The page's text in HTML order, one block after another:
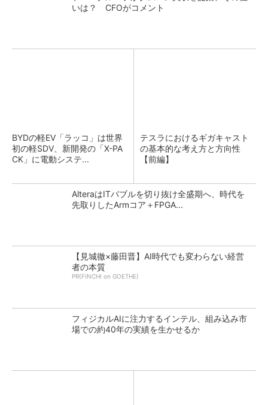
いは？ CFOがコメント
BYDの軽EV「ラッコ」は世界
初の軽SDV、新開発の「X-PA
CK」に電動システ...
テスラにおけるギガキャスト
の基本的な考え方と方向性
【前編】
AlteraはITバブルを切り抜け全盛期へ、時代を
先取りしたArmコア＋FPGA...
【見城徹×藤田晋】AI時代でも変わらない経営
者の本質
PR(FINCHI on GOETHE)
フィジカルAIに注力するインテル、組み込み市
場での約40年の実績を生かせるか